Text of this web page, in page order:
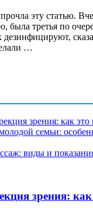
эту статью.
была третья по
дезинфицируют,
…
зрения: как это
семьи:
виды и
зрения: как